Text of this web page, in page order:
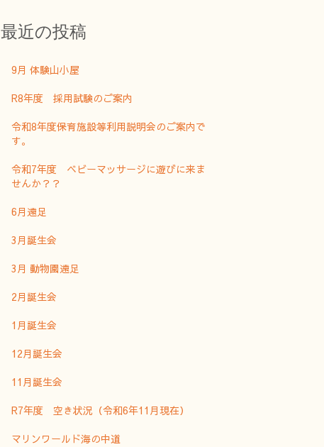
最近の投稿
9月 体験山小屋
R8年度 採用試験のご案内
令和8年度保育施設等利用説明会のご案内で
す。
令和7年度 ベビーマッサージに遊びに来ま
せんか？？
6月遠足
3月誕生会
3月 動物園遠足
2月誕生会
1月誕生会
12月誕生会
11月誕生会
R7年度 空き状況（令和6年11月現在）
マリンワールド海の中道